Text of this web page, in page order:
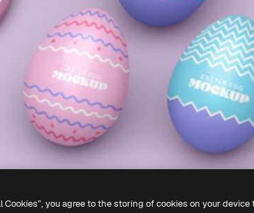
Cookies”, you agree to the storing of cookies on your device